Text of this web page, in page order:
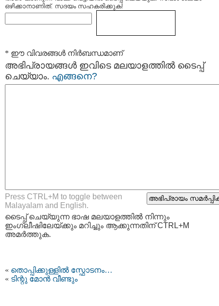
ഒഴിക്കാനാണിത്. സദയം സഹകരിക്കുക!
* ഈ വിവരങ്ങള്‍ നിര്‍ബന്ധമാണ്
അഭിപ്രായങ്ങള്‍ ഇവിടെ മലയാളത്തില്‍ ടൈപ്പ്
ചെയ്യാം. എങ്ങനെ?
Press CTRL+M to toggle between
Malayalam and English.
ടൈപ്പ്‌ ചെയ്യുന്ന ഭാഷ മലയാളത്തില്‍ നിന്നും
ഇംഗ്ലീഷിലേയ്ക്കും മറിച്ചും ആക്കുന്നതിന് CTRL+M
അമര്‍ത്തുക.
« തൊപ്പിക്കുള്ളില്‍ സ്ഫോടനം…
« ടിന്റു മോന്‍ വീണ്ടും